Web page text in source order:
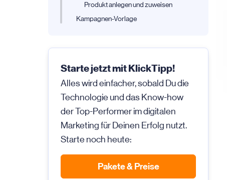
Produkt anlegen und zuweisen
Kampagnen-Vorlage
Starte jetzt mit KlickTipp!
Alles wird einfacher, sobald Du die
Technologie und das Know-how
der Top-Performer im digitalen
Marketing für Deinen Erfolg nutzt.
Starte noch heute:
Pakete & Preise